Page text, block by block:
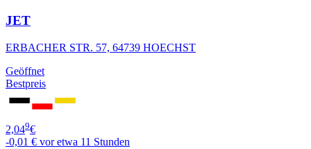
JET
ERBACHER STR. 57, 64739 HOECHST
Geöffnet
Bestpreis
2,049€
-0,01 € vor etwa 11 Stunden